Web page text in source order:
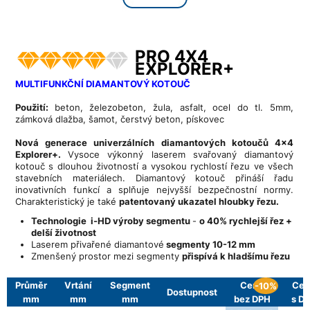
PRO 4X4
EXPLORER+
MULTIFUNKČNÍ DIAMANTOVÝ KOTOUČ
Použití: beton, železobeton, žula, asfalt, ocel do tl. 5mm,
zámková dlažba, šamot, čerstvý beton, pískovec
Nová generace univerzálních diamantových kotoučů 4x4
Explorer+.Vysoce výkonný laserem svařovaný diamantový
kotouč s dlouhou životností a vysokou rychlostí řezu ve všech
stavebních materiálech. Diamantový kotouč přináší řadu
inovativních funkcí a splňuje nejvyšší bezpečnostní normy.
Charakteristický je také patentovaný ukazatel hloubky řezu.
Technologie i-HD výroby segmentu - o 40% rychlejší řez +
delší životnost
Laserem přivařené diamantové segmenty 10-12 mm
Zmenšený prostor mezi segmenty přispívá k hladšímu řezu
Průměr
mm
Vrtání
mm
Segment
mm
Dostupnost
Cena
bez DPH
-10%
s